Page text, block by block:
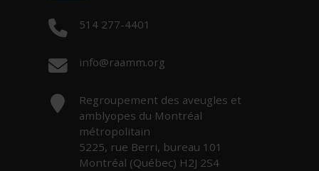
Téléphone :
514 277-4401
Courriel :
info@raamm.org
Adresse :
Regroupement des aveugles et
amblyopes du Montréal
métropolitain
5225, rue Berri, bureau 101
Montréal (Québec) H2J 2S4